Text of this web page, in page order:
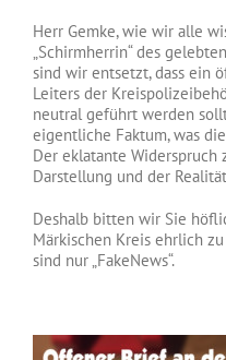
Herr Gemke, wie wir alle
„Schirmherrin“ des
sind wir entsetzt, dass ein
Leiters der
neutral geführt werden
eigentliche Faktum, was
Der eklatante Widerspruch
Darstellung und der
Deshalb bitten wir Sie
Märkischen Kreis ehrlich
sind nur „FakeNews“.